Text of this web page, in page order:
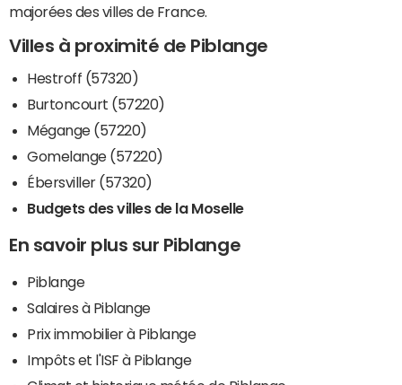
majorées des villes de France.
Villes à proximité de Piblange
Hestroff (57320)
Burtoncourt (57220)
Mégange (57220)
Gomelange (57220)
Ébersviller (57320)
Budgets des villes de la Moselle
En savoir plus sur Piblange
Piblange
Salaires à Piblange
Prix immobilier à Piblange
Impôts et l'ISF à Piblange